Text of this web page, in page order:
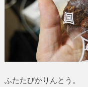
ふたたびかりんとう。